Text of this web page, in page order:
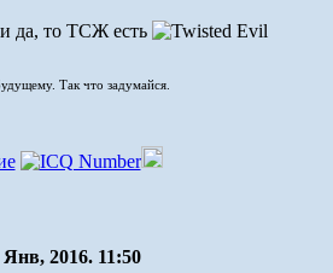
да, то ТСЖ есть
Так что задумайся.
2016. 11:50